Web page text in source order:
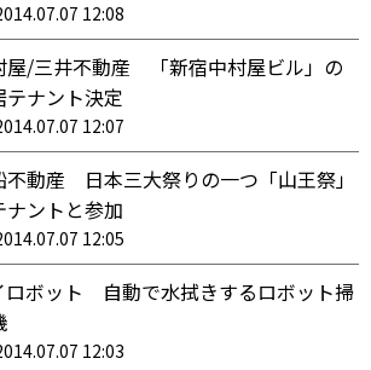
12:08
屋/三井不動産 「新宿中村屋ビル」の
テナント決定
12:07
不動産 日本三大祭りの一つ「山王祭」
ナントと参加
12:05
ロボット 自動で水拭きするロボット掃
12:03